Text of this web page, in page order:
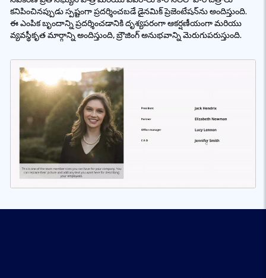
కనిపించినప్పుడు స్పష్టంగా ప్రదర్శించబడే డైనమిక్ ప్రెజెంటేషన్‌ను అందిస్తుంది.
ఈ ఎంపిక బృందాన్ని ప్రదర్శించడానికి దృశ్యపరంగా ఆకర్షణీయంగా మరియు
వ్యవస్థీకృత మార్గాన్ని అందిస్తుంది, బ్రౌజింగ్ అనుభవాన్ని మెరుగుపరుస్తుంది.